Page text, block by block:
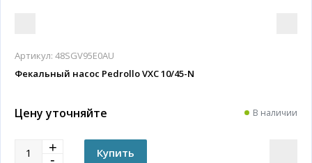
Артикул: 48SGV95E0AU
Фекальный насос Pedrollo VXC 10/45-N
Цену уточняйте В наличии